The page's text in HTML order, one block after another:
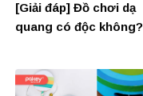
[Giải đáp] Đồ chơi dạ
quang có độc không?